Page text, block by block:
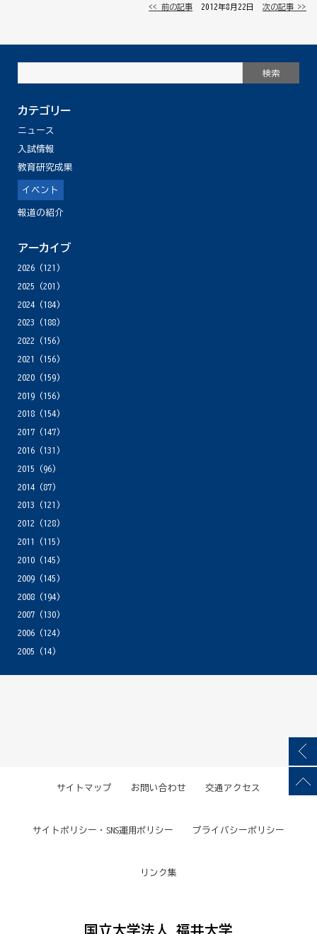
<< 前の記事 │ 2012年8月22日 │次の記事 >>
カテゴリー
ニュース
入試情報
教育研究成果
イベント
報道の紹介
アーカイブ
2026(121)
2025 (201)
2024(184)
2023 (188)
2022 (156)
2021
(156)
2020(159)
2019(156)
2018(154)
2017(147)
2016(131)
2015 (96)
2014(87)
2013 (121)
2012 (128)
2011
(115)
2010(145)
2009(145)
2008(194)
2007(130)
2006(124)
2005 (14)
サイトマップ お問い合わせ 交通アクセス
サイトポリシー・SNS運用ポリシー プライバシーポリシー
リンク集
国立大学法人 福井大学